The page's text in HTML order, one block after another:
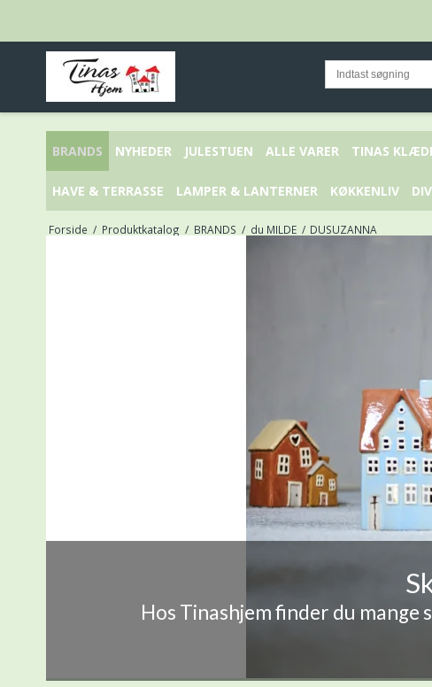
BRANDS NYHEDER JULESTUEN ALLE VARER TINAS
HAVE & TERRASSE LAMPER & LANTERNER KØKKENLIV
Forside / Produktkatalog / BRANDS / du MILDE / DUSUZANNA
Hos Tinashjem finder du